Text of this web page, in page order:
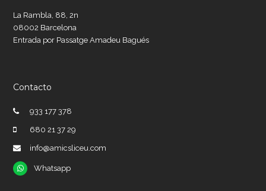
La Rambla, 88, 2n
08002 Barcelona
Entrada por Passatge Amadeu Bagués
Contacto
933 177 378
680 21 37 29
info@amicsliceu.com
Whatsapp
Whatsapp